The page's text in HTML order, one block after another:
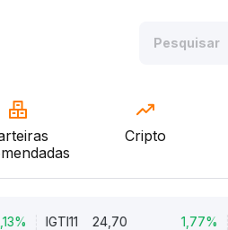
Cripto
IGTI11 24,70 1,77%